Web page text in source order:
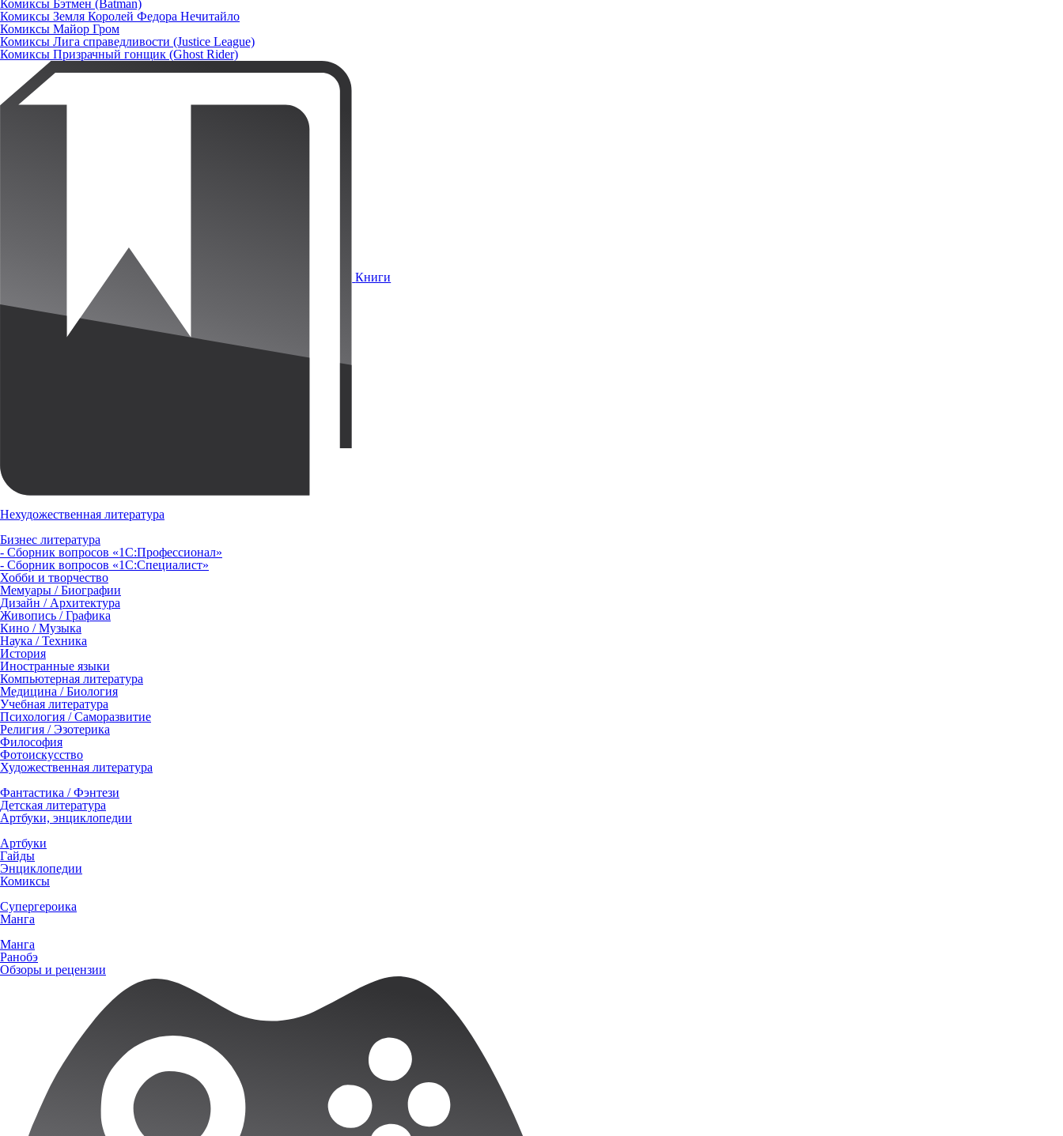
Комиксы Бэтмен (Batman)
Комиксы Земля Королей Федора Нечитайло
Комиксы Майор Гром
Комиксы Лига справедливости (Justice League)
Комиксы Призрачный гонщик (Ghost Rider)
Книги
Нехудожественная литература
Бизнес литература
- Сборник вопросов «1С:Профессионал»
- Сборник вопросов «1С:Специалист»
Хобби и творчество
Мемуары / Биографии
Дизайн / Архитектура
Живопись / Графика
Кино / Музыка
Наука / Техника
История
Иностранные языки
Компьютерная литература
Медицина / Биология
Учебная литература
Психология / Саморазвитие
Религия / Эзотерика
Философия
Фотоискусство
Художественная литература
Фантастика / Фэнтези
Детская литература
Артбуки, энциклопедии
Артбуки
Гайды
Энциклопедии
Комиксы
Супергероика
Манга
Манга
Ранобэ
Обзоры и рецензии